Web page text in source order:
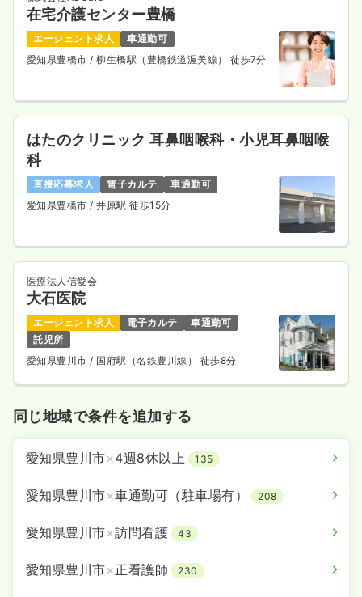
在宅介護センター豊橋
エージェント求人
車通勤可
愛知県豊橋市/ 柳生橋駅（豊橋鉄道渥美線） 徒歩7分
はたのクリニック 耳鼻咽喉科・小児耳鼻咽喉
科
直接応募求人 電子カルテ
車通勤可
愛知県豊橋市/ 井原駅 徒歩15分
医療法人信愛会
大石医院
エージェント求人 電子カルテ
車通勤可
託児所
愛知県豊川市 / 国府駅（名鉄豊川線） 徒歩8分
同じ地域で条件を追加する
愛知県豊川市×4週8休以上 135
愛知県豊川市×車通勤可（駐車場有） 208
愛知県豊川市×訪問看護 43
愛知県豊川市×正看護師 230